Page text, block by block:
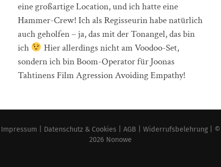
eine großartige Location, und ich hatte eine
Hammer-Crew! Ich als Regisseurin habe natürlich
auch geholfen – ja, das mit der Tonangel, das bin
ich
Hier allerdings nicht am Voodoo-Set,
sondern ich bin Boom-Operator für Joonas
Tahtinens Film Agression Avoiding Empathy!
Impressum Datenschutz & Cookies AGB Widerrufsbelehrung| ©
2026 Nonowe